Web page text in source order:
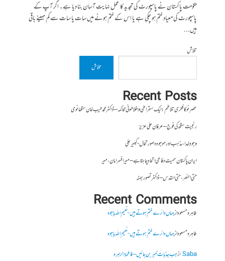
حکومت پاکستان نے پاسپورٹ کی تجدید کا عمل نہایت آسان بنا دیا ہے۔ اگر آپ کے
پاسپورٹ کی معیاد ختم ہو چکی ہے یا اس کے ختم ہونے میں سات یا سات سے کم مہینے باقی
ہیں...
تلاش
تلاش
Recent Posts
عصرِ نو کا فکری تلاطم: ایک سقراطی و افلاطونی محاکمہ – ڈاکٹر محمد طیب خان سنگھانوی
رنجیت سنگھ کی فوج – عرفان علی عزیز
وجودِ خدا، مذہب اور موجودہ صورتحال- کبیر علی
ایران پاکستان سمیت دفاعی اتحاد چاہتا ہے – میر افسر امان،میر
حتی النصر ، حتی القدس – ڈاکٹر تصور بھٹہ
Recent Comments
طاہرہ مسعودازجہاں دائرے ختم ہوتے ہیں- نعیم اللہ باجوہ
طاہرہ مسعودازجہاں دائرے ختم ہوتے ہیں- نعیم اللہ باجوہ
Sabaازجب جذبات خبر بن جائیں – فاطمۃالزہرہ